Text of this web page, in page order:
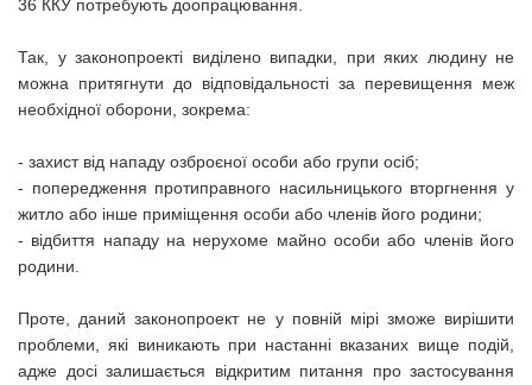
36 ККУ потребують доопрацювання.
Так, у законопроекті виділено випадки, при яких людину не
можна притягнути до відповідальності за перевищення меж
необхідної оборони, зокрема:
- захист від нападу озброєної особи або групи осіб;
- попередження протиправного насильницького вторгнення у
житло або інше приміщення особи або членів його родини;
- відбиття нападу на нерухоме майно особи або членів його
родини.
Проте, даний законопроект не у повній мірі зможе вирішити
проблеми, які виникають при настанні вказаних вище подій,
адже досі залишається відкритим питання про застосування